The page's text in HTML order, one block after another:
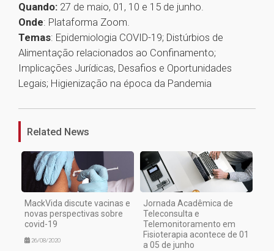
Quando: 27 de maio, 01, 10 e 15 de junho.
Onde: Plataforma Zoom.
Temas: Epidemiologia COVID-19; Distúrbios de
Alimentação relacionados ao Confinamento;
Implicações Jurídicas, Desafios e Oportunidades
Legais; Higienização na época da Pandemia
1
Related News
MackVida discute vacinas e
novas perspectivas sobre
covid-19
26/08/2020
Jornada Acadêmica de
Teleconsulta e
Telemonitoramento em
Fisioterapia acontece de 01
a 05 de junho